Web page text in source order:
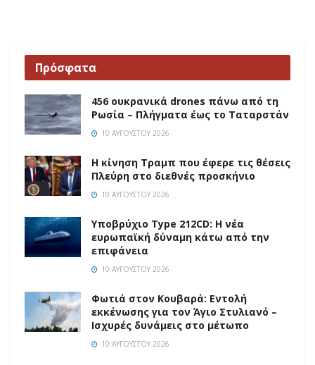
Πρόσφατα
456 ουκρανικά drones πάνω από τη
Ρωσία – Πλήγματα έως το Ταταρστάν
10 ΑΥΓΟΎΣΤΟΥ 2026
Η κίνηση Τραμπ που έφερε τις θέσεις
Πλεύρη στο διεθνές προσκήνιο
10 ΑΥΓΟΎΣΤΟΥ 2026
Υποβρύχιο Type 212CD: Η νέα
ευρωπαϊκή δύναμη κάτω από την
επιφάνεια
10 ΑΥΓΟΎΣΤΟΥ 2026
Φωτιά στον Κουβαρά: Εντολή
εκκένωσης για τον Άγιο Στυλιανό –
Ισχυρές δυνάμεις στο μέτωπο
10 ΑΥΓΟΎΣΤΟΥ 2026